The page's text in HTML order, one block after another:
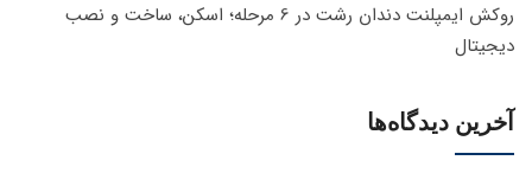
روکش ایمپلنت دندان رشت در 6 مرحله؛ اسکن، ساخت و نصب
دیجیتال
آخرین دیدگاه‌ها